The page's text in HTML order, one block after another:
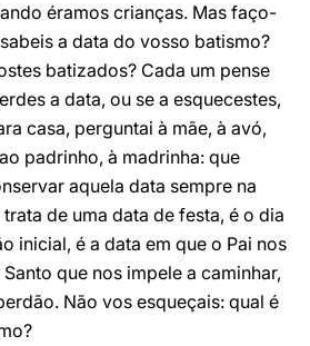
éramos crianças. Mas faço-
a data do vosso batismo?
batizados? Cada um pense
a data, ou se a esquecestes,
casa, perguntai à mãe, à avó,
padrinho, à madrinha: que
aquela data sempre na
de uma data de festa, é o dia
inicial, é a data em que o Pai nos
que nos impele a caminhar,
Não vos esqueçais: qual é